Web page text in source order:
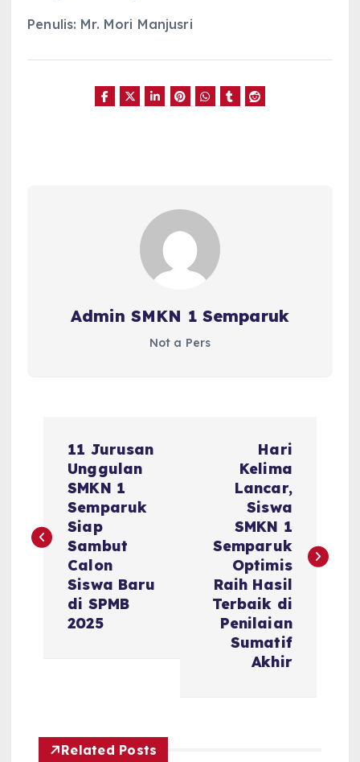
Penulis: Mr. Mori Manjusri
Admin SMKN 1 Semparuk
Not a Pers
t
g
11 Jurusan
Unggulan
SMKN 1
Semparuk
Siap
Sambut
Calon
Siswa Baru
di SPMB
2025
Hari
Kelima
Lancar,
Siswa
SMKN 1
Semparuk
Optimis
Raih Hasil
Terbaik di
Penilaian
Sumatif
Akhir
Related Posts